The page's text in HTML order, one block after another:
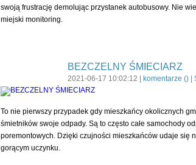
swoją frustrację demolując przystanek autobusowy. Nie
miejski monitoring.
BEZCZELNY ŚMIECIARZ
2021-06-17 10:02:12 | komentarze ()|
To nie pierwszy przypadek gdy mieszkańcy okolicznych
śmietników swoje odpady. Są to często całe samochody
poremontowych. Dzięki czujności mieszkańców udaje się
gorącym uczynku.